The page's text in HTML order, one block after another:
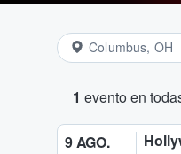
Columbus, OH
1 evento en
9 AGO.